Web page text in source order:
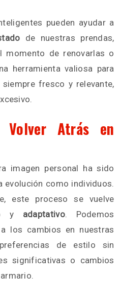
pueden ayudar a
de nuestras prendas,
momento de renovarlas o
herramienta valiosa para
fresco y relevante,
Atrás en
imagen personal ha sido
evolución como individuos.
este proceso se vuelve
y adaptativo. Podemos
los cambios en nuestras
de estilo sin
significativas o cambios